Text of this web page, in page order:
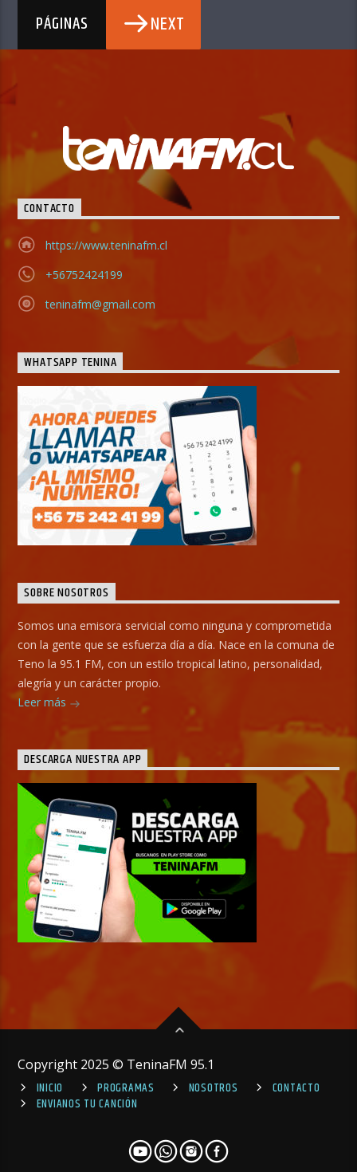
PÁGINAS NEXT
CONTACTO
https://www.teninafm.cl
+56752424199
teninafm@gmail.com
WHATSAPP TENINA
SOBRE NOSOTROS
Somos una emisora servicial como ninguna y comprometida
con la gente que se esfuerza día a día. Nace en la comuna de
Teno la 95.1 FM, con un estilo tropical latino, personalidad,
alegría y un carácter propio.
Leer más
DESCARGA NUESTRA APP
Copyright 2025 © TeninaFM 95.1
INICIO
PROGRAMAS NOSOTROS
CONTACTO
ENVIANOS TU CANCIÓN